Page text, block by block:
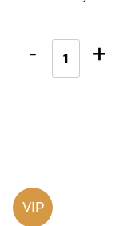
- +
VIP